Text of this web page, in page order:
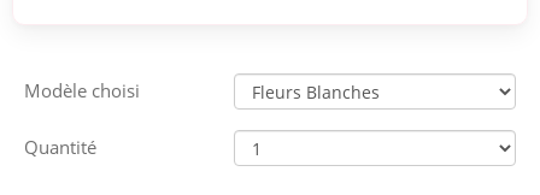
Modèle choisi
Quantité